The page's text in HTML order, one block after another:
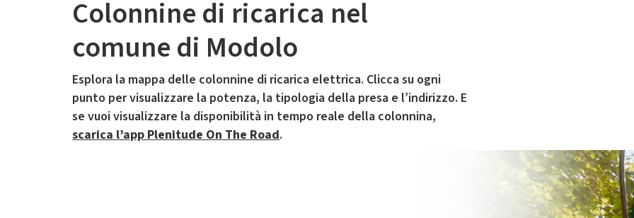
Colonnine di ricarica nel
comune di Modolo
Esplora la mappa delle colonnine di ricarica elettrica. Clicca su ogni
punto per visualizzare la potenza, la tipologia della presa e l’indirizzo. E
se vuoi visualizzare la disponibilità in tempo reale della colonnina,
scarica l’app Plenitude On The Road.